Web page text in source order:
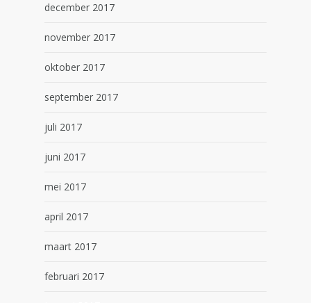
december 2017
november 2017
oktober 2017
september 2017
juli 2017
juni 2017
mei 2017
april 2017
maart 2017
februari 2017